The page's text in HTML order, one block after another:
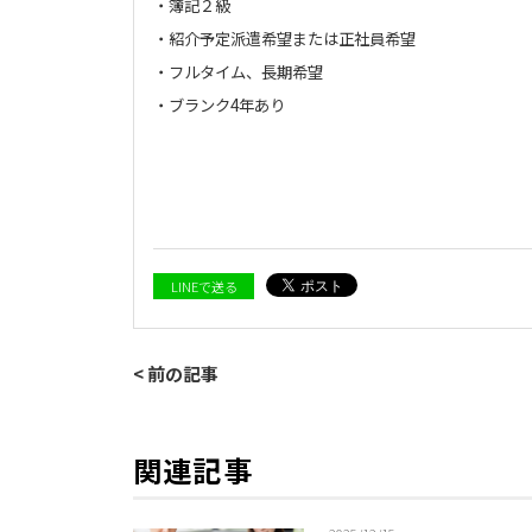
・簿記２級
・紹介予定派遣希望または正社員希望
・フルタイム、長期希望
・ブランク4年あり
LINEで送る
< 前の記事
関連記事